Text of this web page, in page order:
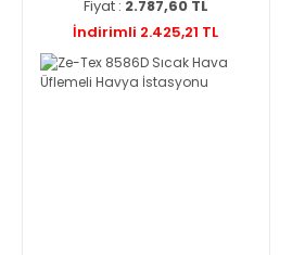
Fiyat : 2.787,60 TL
İndirimli 2.425,21 TL